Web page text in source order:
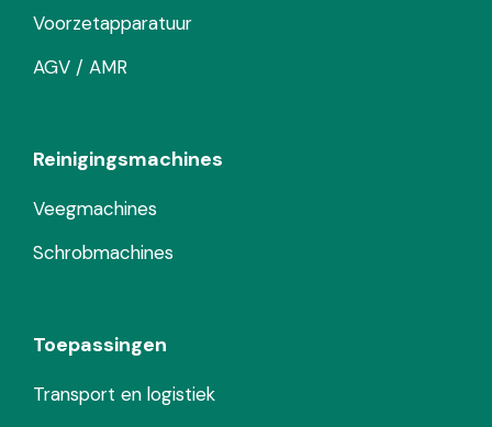
Voorzetapparatuur
AGV / AMR
Reinigingsmachines
Veegmachines
Schrobmachines
Toepassingen
Transport en logistiek